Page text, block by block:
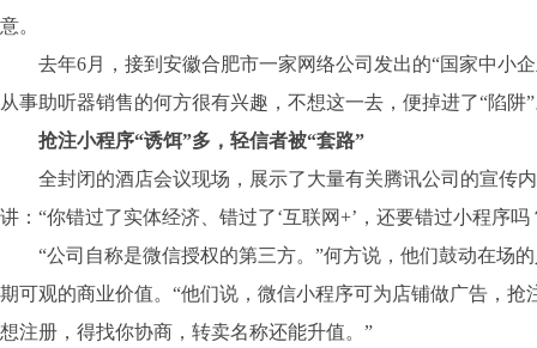
意。
去年6月，接到安徽合肥市一家网络公司发出的“国家中小企
从事助听器销售的何方很有兴趣，不想这一去，便掉进了“陷阱
抢注小程序“诱饵”多，轻信者被“套路”
全封闭的酒店会议现场，展示了大量有关腾讯公司的宣传
讲：“你错过了实体经济、错过了‘互联网+’，还要错过小程序吗
“公司自称是微信授权的第三方。”何方说，他们鼓动在场
期可观的商业价值。“他们说，微信小程序可为店铺做广告，抢
想注册，得找你协商，转卖名称还能升值。”